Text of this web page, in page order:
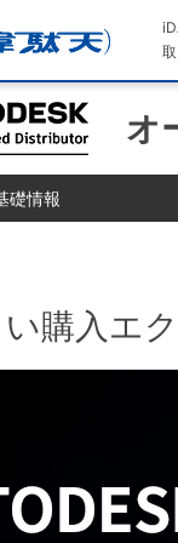
オ
礎情報
い購入エ